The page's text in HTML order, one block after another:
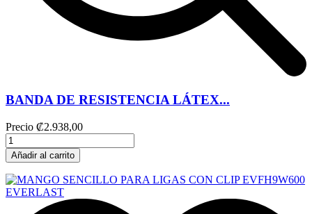
BANDA DE RESISTENCIA LÁTEX...
Precio ₡2.938,00
Añadir al carrito